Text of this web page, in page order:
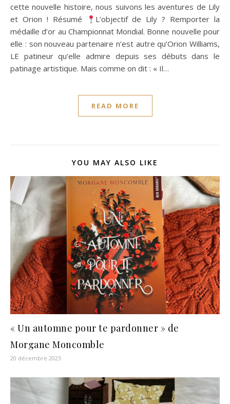
cette nouvelle histoire, nous suivons les aventures de Lily
et Orion ! Résumé
L’objectif de Lily ? Remporter la
médaille d’or au Championnat Mondial. Bonne nouvelle pour
elle : son nouveau partenaire n’est autre qu’Orion Williams,
LE patineur qu’elle admire depuis ses débuts dans le
patinage artistique. Mais comme on dit : « Il…
READ MORE
YOU MAY ALSO LIKE
« Un automne pour te pardonner » de
Morgane Moncomble
20 décembre 2023